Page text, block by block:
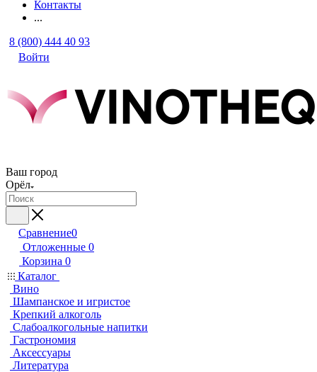
Контакты
...
8 (800) 444 40 93
Войти
Ваш город
Орёл
Сравнение0
Отложенные 0
Корзина 0
Каталог
Вино
Шампанское и игристое
Крепкий алкоголь
Слабоалкогольные напитки
Гастрономия
Аксессуары
Литература